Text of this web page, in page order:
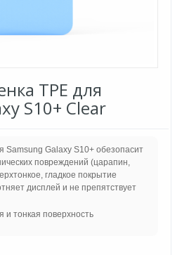
TPE для
S10+ Clear
Samsung Galaxy S10+ обезопасит
повреждений (царапин,
гладкое покрытие
дисплей и не препятствует
и тонкая поверхность